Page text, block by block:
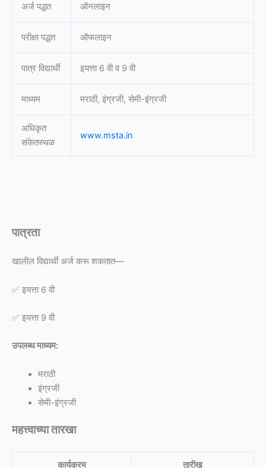
अर्ज पद्धत ऑनलाइन
परीक्षा पद्धत ऑफलाइन
पात्र विद्यार्थी इयत्ता 6 वी व 9 वी
माध्यम मराठी, इंग्रजी, सेमी-इंग्रजी
अधिकृत
संकेतस्थळ
www.msta.in
पात्रता
खालील विद्यार्थी अर्ज करू शकतात—
✅ इयत्ता 6 वी
✅ इयत्ता 9 वी
उपलब्ध माध्यम:
मराठी
इंग्रजी
सेमी-इंग्रजी
महत्त्वाच्या तारखा
कार्यक्रम तारीख